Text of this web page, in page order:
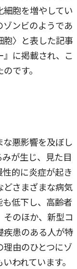
胞を増やしてい
ンビのようであ
胞〉と表した記事
に掲載され、こ
です。
悪影響を及ぼし
が生じ、見た目
的に炎症が起き
どさまざまな病気
低下し、高齢者
のほか、新型コ
疾患のある人が特
由のひとつにゾ
われています。